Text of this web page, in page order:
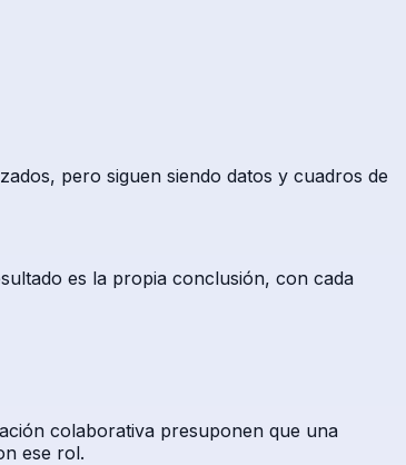
pero siguen siendo datos y cuadros de
es la propia conclusión, con cada
colaborativa presuponen que una
ese rol.